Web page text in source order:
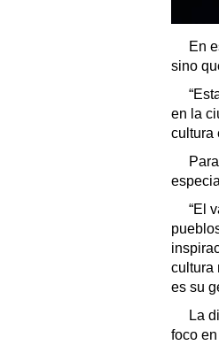
En
sino
en la
cultura
“El
cultura
es su
La
foco